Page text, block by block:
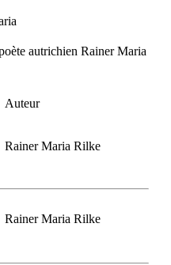
autrichien Rainer Maria
Auteur
Rainer Maria Rilke
Rainer Maria Rilke